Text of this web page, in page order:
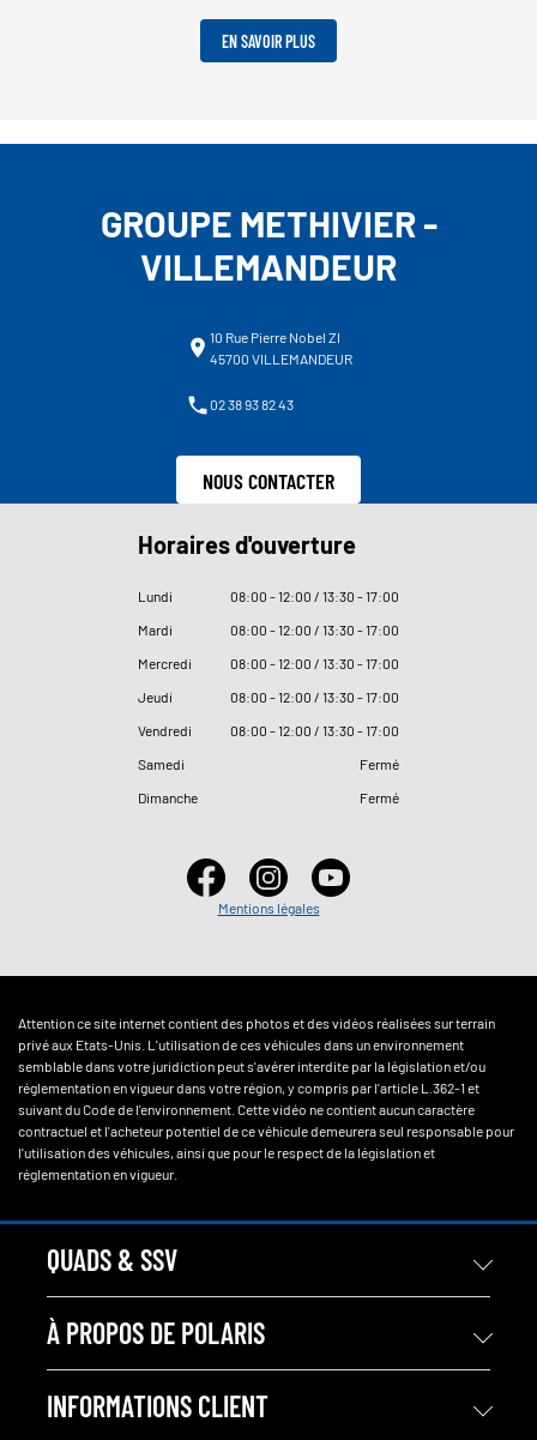
EN SAVOIR PLUS
GROUPE METHIVIER -
VILLEMANDEUR
10 Rue Pierre Nobel ZI
45700 VILLEMANDEUR
02 38 93 82 43
NOUS CONTACTER
Horaires d'ouverture
Lundi 08:00 - 12:00 / 13:30 - 17:00
Mardi
08:00 - 12:00 / 13:30 - 17:00
Mercredi
08:00 - 12:00 / 13:30 - 17:00
Jeudi
08:00 - 12:00 / 13:30 - 17:00
Vendredi
08:00 - 12:00 / 13:30 - 17:00
Samedi
Fermé
Dimanche
Fermé
Mentions légales
Attention ce site internet contient des photos et des vidéos réalisées sur terrain
privé aux Etats-Unis. L'utilisation de ces véhicules dans un environnement
semblable dans votre juridiction peut s'avérer interdite par la législation et/ou
réglementation en vigueur dans votre région, y compris par l'article L.362-1 et
suivant du Code de l'environnement. Cette vidéo ne contient aucun caractère
contractuel et l'acheteur potentiel de ce véhicule demeurera seul responsable pour
l'utilisation des véhicules, ainsi que pour le respect de la législation et
réglementation en vigueur.
QUADS & SSV
À PROPOS DE POLARIS
INFORMATIONS CLIENT